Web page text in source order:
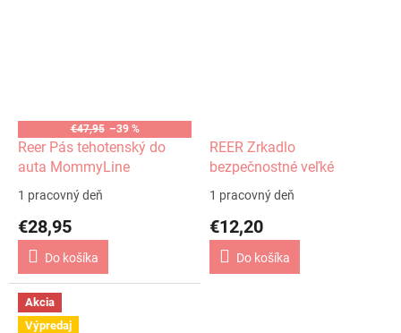
€47,95 –39 %
Reer Pás tehotenský do
auta MommyLine
1 pracovný deň
€28,95
Do košíka
REER Zrkadlo
bezpečnostné veľké
1 pracovný deň
€12,20
Do košíka
Akcia
Výpredaj